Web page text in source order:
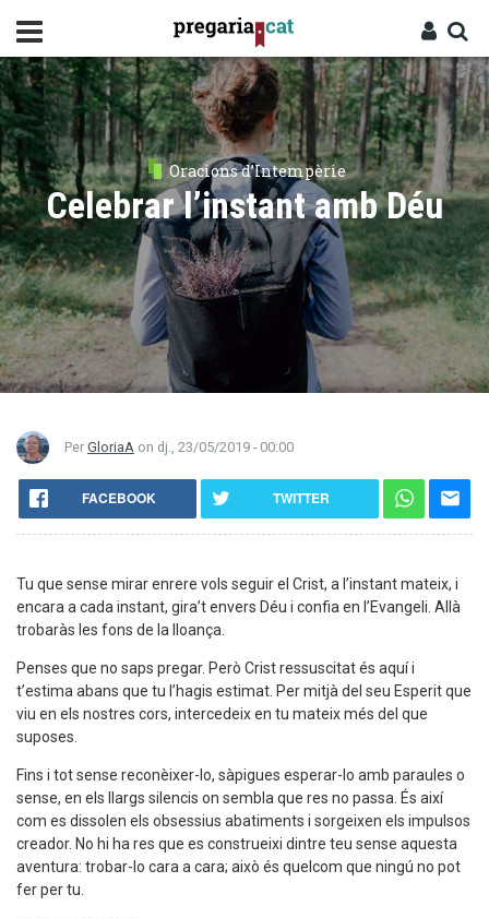
contingut
Entra
Cercador
Oracions d’Intempèrie
Celebrar l’instant amb Déu
Per GloriaA on dj., 23/05/2019 - 00:00
FACEBOOK TWITTER
Tu que sense mirar enrere vols seguir el Crist, a l’instant mateix, i
encara a cada instant, gira’t envers Déu i confia en l’Evangeli. Allà
trobaràs les fons de la lloança.
Penses que no saps pregar. Però Crist ressuscitat és aquí i
t’estima abans que tu l’hagis estimat. Per mitjà del seu Esperit que
viu en els nostres cors, intercedeix en tu mateix més del que
suposes.
Fins i tot sense reconèixer-lo, sàpigues esperar-lo amb paraules o
sense, en els llargs silencis on sembla que res no passa. És així
com es dissolen els obsessius abatiments i sorgeixen els impulsos
creador. No hi ha res que es construeixi dintre teu sense aquesta
aventura: trobar-lo cara a cara; això és quelcom que ningú no pot
fer per tu.